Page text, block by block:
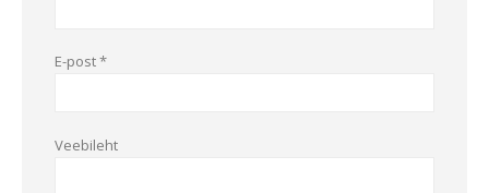
E-post*
Veebileht